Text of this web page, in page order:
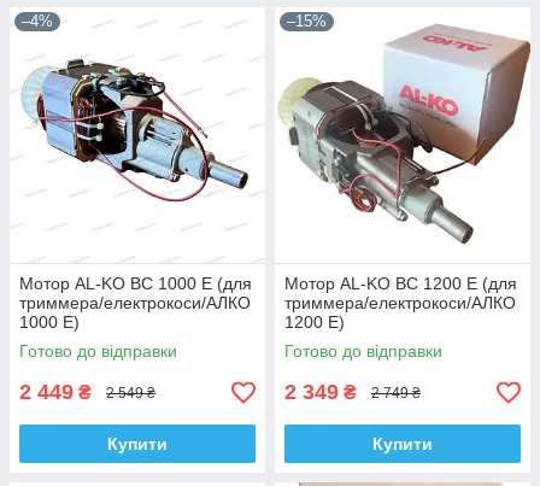
–4%
Мотор AL-KO BC 1000 E (для
триммера/електрокоси/АЛКО
1000 Е)
Готово до відправки
2 449 ₴ 2 549 ₴
Купити
–15%
Мотор AL-KO BC 1200 E (для
триммера/електрокоси/АЛКО
1200 Е)
Готово до відправки
2 349 ₴ 2 749 ₴
Купити